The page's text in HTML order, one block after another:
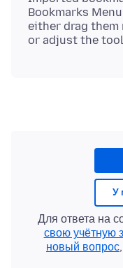
Bookmarks
either drag them
У
Для ответа на
свою учётную
новый вопрос